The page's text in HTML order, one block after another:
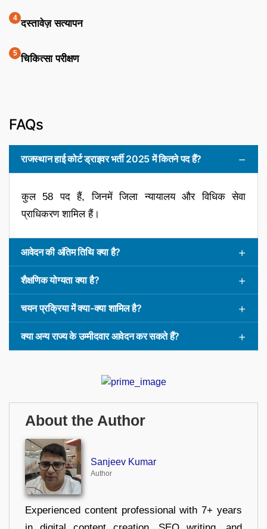
दस्तावेज़ सत्यापन
चिकित्सा परीक्षण
FAQs
राजस्थान हाई कोर्ट ड्राइवर भर्ती 2025 में कितने पद हैं?
कुल 58 पद हैं, जिनमें जिला न्यायालय और विधिक सेवा
प्राधिकरण शामिल हैं।
आवेदन की अंतिम तिथि क्या है?
शैक्षणिक योग्यता क्या है?
चयन प्रक्रिया में क्या-क्या शामिल है?
क्या अन्य राज्य के उम्मीदवार आवेदन कर सकते हैं?
About the Author
Sanjeev Kumar
Author
Experienced content professional with 7+ years